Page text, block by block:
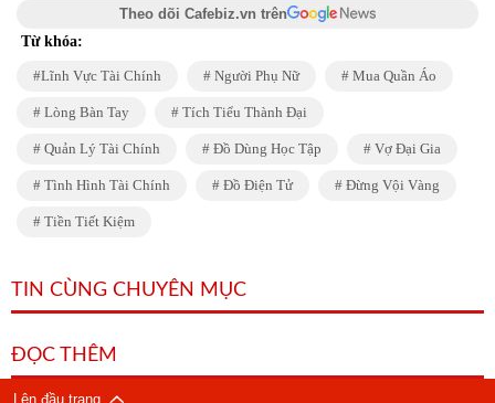
Theo dõi Cafebiz.vn trên
Từ khóa:
Lĩnh Vực Tài Chính Người Phụ Nữ Mua Quần Áo
Lòng Bàn Tay Tích Tiểu Thành Đại
Quản Lý Tài Chính Đồ Dùng Học Tập Vợ Đại Gia
Tình Hình Tài Chính Đồ Điện Tử Đừng Vội Vàng
Tiền Tiết Kiệm
TIN CÙNG CHUYÊN MỤC
ĐỌC THÊM
Lên đầu trang